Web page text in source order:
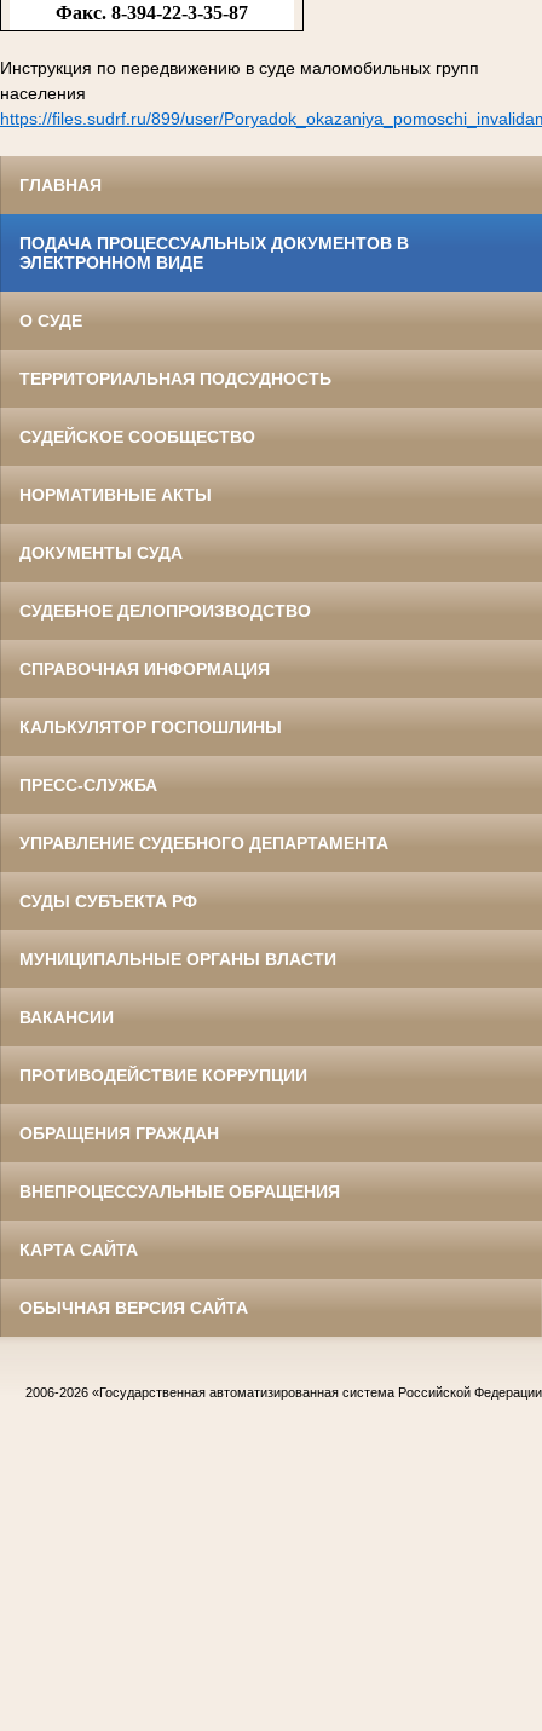
Факс. 8-394-22-3-35-87
Инструкция по передвижению в суде маломобильных групп
населения
https://files.sudrf.ru/899/user/
ГЛАВНАЯ
ПОДАЧА ПРОЦЕССУАЛЬНЫХ ДОКУМЕНТОВ В
ЭЛЕКТРОННОМ ВИДЕ
О СУДЕ
ТЕРРИТОРИАЛЬНАЯ ПОДСУДНОСТЬ
СУДЕЙСКОЕ СООБЩЕСТВО
НОРМАТИВНЫЕ АКТЫ
ДОКУМЕНТЫ СУДА
СУДЕБНОЕ ДЕЛОПРОИЗВОДСТВО
СПРАВОЧНАЯ ИНФОРМАЦИЯ
КАЛЬКУЛЯТОР ГОСПОШЛИНЫ
ПРЕСС-СЛУЖБА
УПРАВЛЕНИЕ СУДЕБНОГО ДЕПАРТАМЕНТА
СУДЫ СУБЪЕКТА РФ
МУНИЦИПАЛЬНЫЕ ОРГАНЫ ВЛАСТИ
ВАКАНСИИ
ПРОТИВОДЕЙСТВИЕ КОРРУПЦИИ
ОБРАЩЕНИЯ ГРАЖДАН
ВНЕПРОЦЕССУАЛЬНЫЕ ОБРАЩЕНИЯ
КАРТА САЙТА
ОБЫЧНАЯ ВЕРСИЯ САЙТА
2006-2026 «Государственная автоматизированная система Российской